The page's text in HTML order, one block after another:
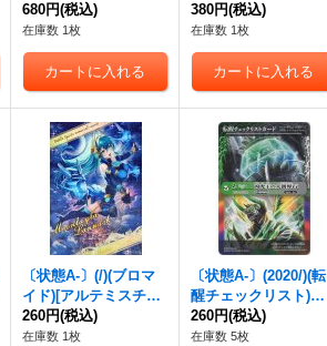
クスター【-】{D07-2
9}《》
680円(税込)
在庫数 1枚
円舞/ドルクス・ウシ
ワカ・オリジン【-】
{BSC47-RVTX03}
《緑》
380円(税込)
在庫数 1枚
〔状態A-〕(/)(ブロマ
イド)[アルテミスチェ
イサー]ムーンライ
ラ・ランドック【-】
260円(税込)
在庫数 1枚
〔状態A-〕(2020/)(転
醒チェックリスト)凶
虎王の大創界石【-】
{BS54-TX03}《多》
260円(税込)
在庫数 5枚